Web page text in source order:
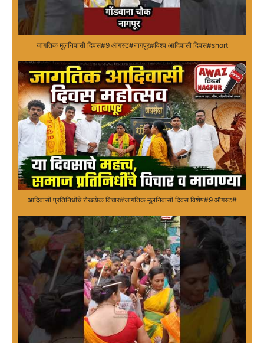
जागतिक मूलनिवासी दिवस#9 ऑगस्ट#नागपूर#विश्व आदिवासी दिवस#short
आदिवासी प्रतिनिधींचे रोखठोक विचार#जागतिक मूलनिवासी दिवस विशेष#9 ऑगस्ट#